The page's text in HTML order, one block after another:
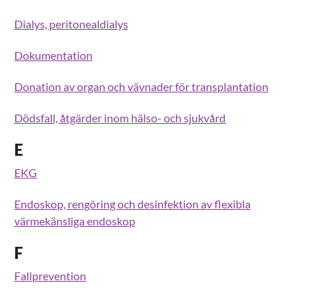
Dialys, peritonealdialys
Dokumentation
Donation av organ och vävnader för transplantation
Dödsfall, åtgärder inom hälso- och sjukvård
E
EKG
Endoskop, rengöring och desinfektion av flexibla
värmekänsliga endoskop
F
Fallprevention